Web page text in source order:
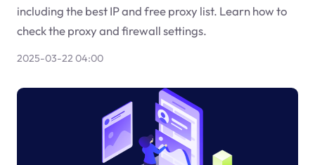
including the best IP and free proxy list. Learn how to
check the proxy and firewall settings.
2025-03-22 04:00